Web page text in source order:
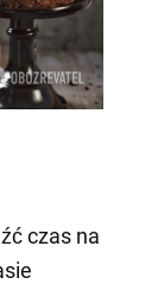
czas na